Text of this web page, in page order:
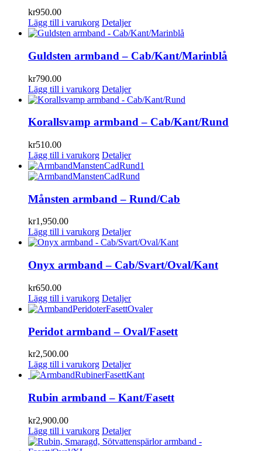
kr950.00
Lägg till i varukorg Detaljer
Guldsten armband – Cab/Kant/Marinblå
kr790.00
Lägg till i varukorg Detaljer
Korallsvamp armband – Cab/Kant/Rund
kr510.00
Lägg till i varukorg Detaljer
Månsten armband – Rund/Cab
kr1,950.00
Lägg till i varukorg Detaljer
Onyx armband – Cab/Svart/Oval/Kant
kr650.00
Lägg till i varukorg Detaljer
Peridot armband – Oval/Fasett
kr2,500.00
Lägg till i varukorg Detaljer
Rubin armband – Kant/Fasett
kr2,900.00
Lägg till i varukorg Detaljer